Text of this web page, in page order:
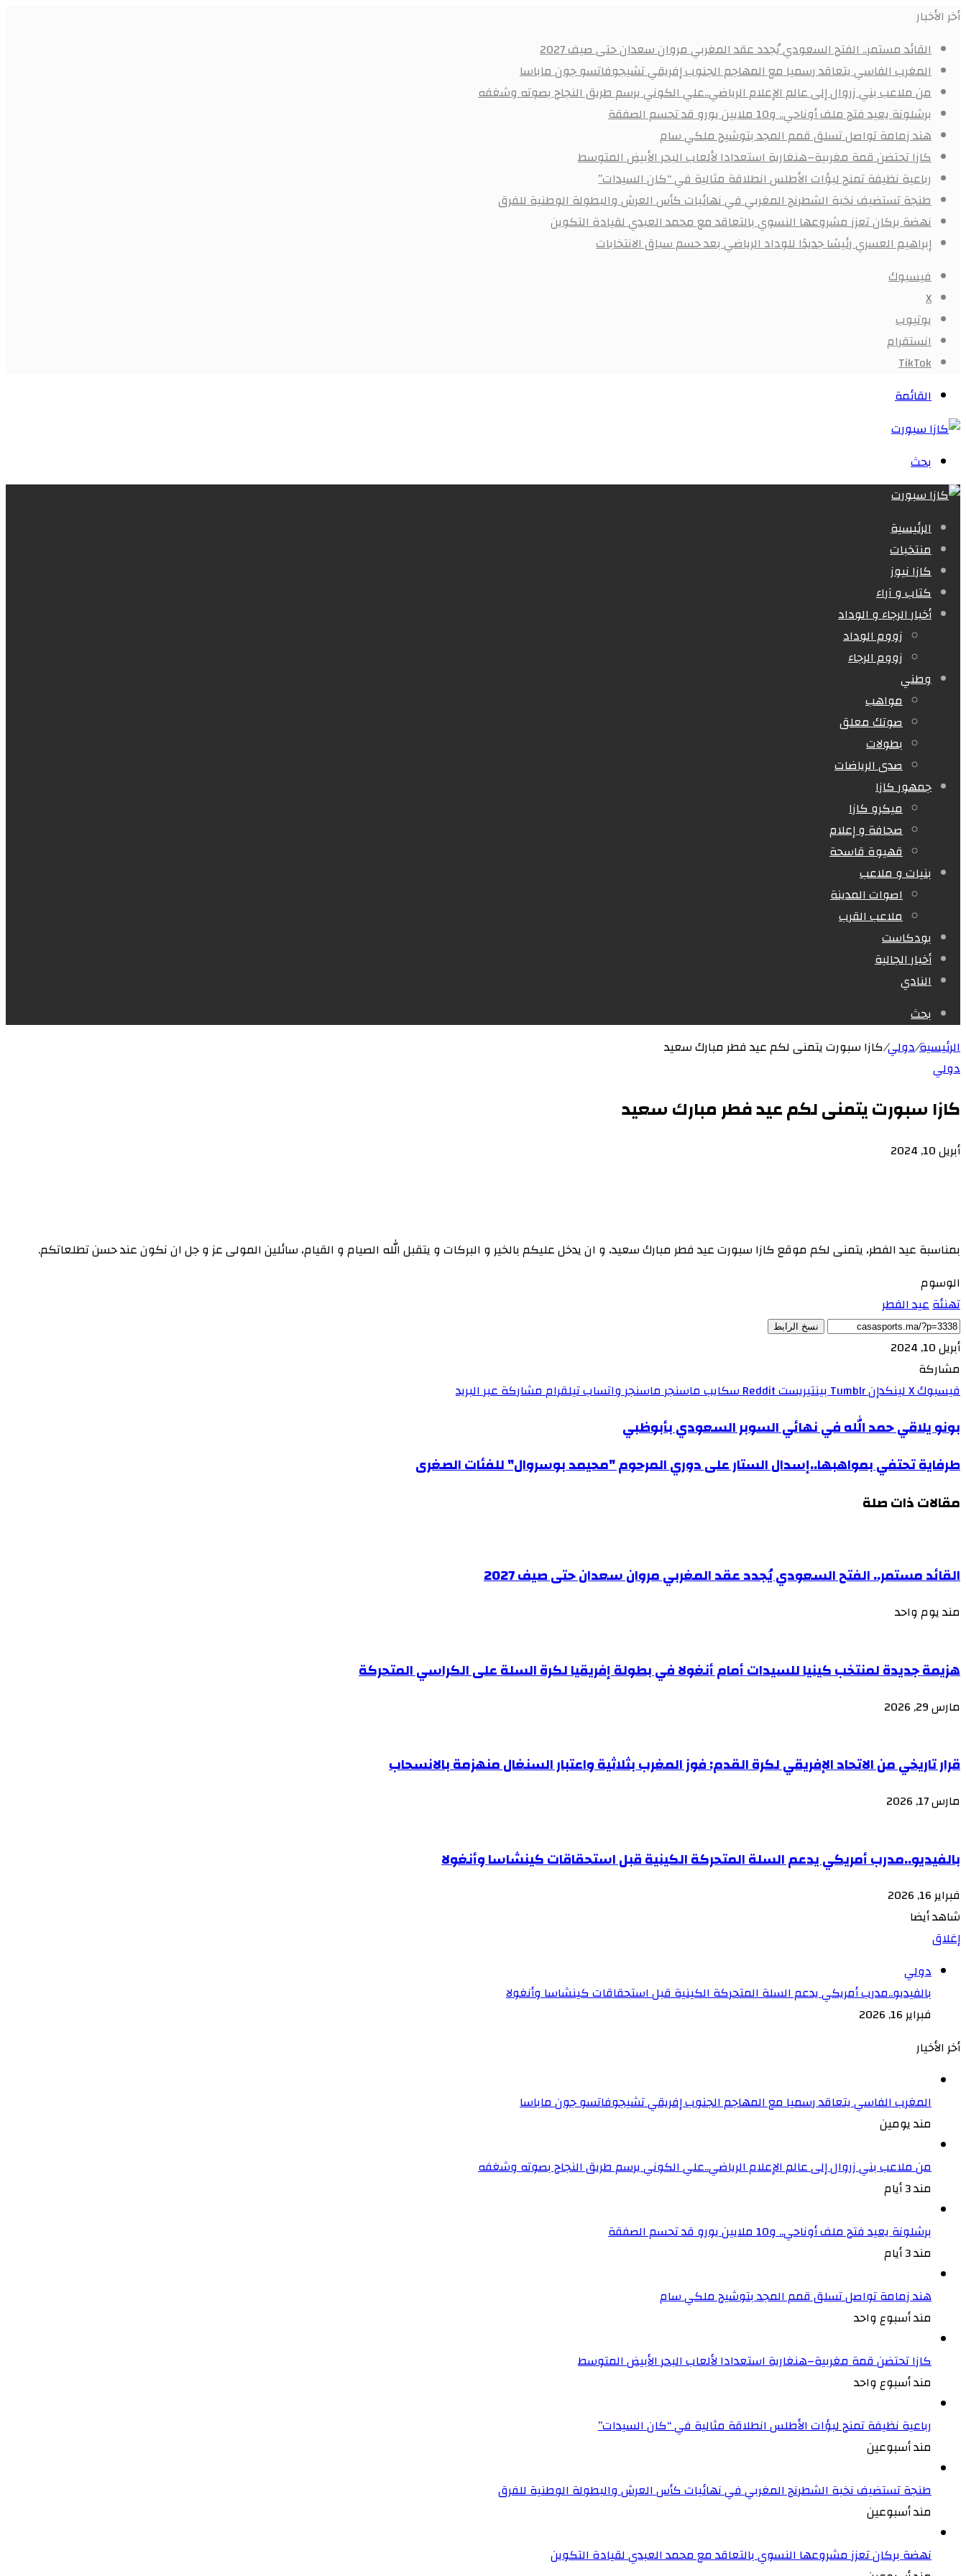
أخر الأخبار
القائد مستمر.. الفتح السعودي يُجدد عقد المغربي مروان سعدان حتى صيف 2027
المغرب الفاسي يتعاقد رسميا مع المهاجم الجنوب إفريقي تشيجوفاتسو جون ماباسا
من ملاعب بني زروال إلى عالم الإعلام الرياضي..علي الكوني يرسم طريق النجاح بصوته وشغفه
برشلونة يعيد فتح ملف أوناحي.. و10 ملايين يورو قد تحسم الصفقة
هند زمامة تواصل تسلق قمم المجد بتوشيح ملكي سام
كازا تحتضن قمة مغربية–هنغارية استعدادا لألعاب البحر الأبيض المتوسط
رباعية نظيفة تمنح لبؤات الأطلس انطلاقة مثالية في “كان السيدات”
طنجة تستضيف نخبة الشطرنج المغربي في نهائيات كأس العرش والبطولة الوطنية للفرق
نهضة بركان تعزز مشروعها النسوي بالتعاقد مع محمد العبدي لقيادة التكوين
إبراهيم العسري رئيسًا جديدًا للوداد الرياضي بعد حسم سباق الانتخابات
فيسبوك
X
يوتيوب
انستقرام
‫TikTok
القائمة
بحث
الرئيسية
منتخبات
كازا نيوز
كتاب و آراء
أخبار الرجاء و الوداد
زووم الوداد
زووم الرجاء
وطني
مواهب
صوتك معلق
بطولات
صدى الرياضات
جمهور كازا
ميكرو كازا
صحافة و إعلام
قهيوة قاسحة
بنيات و ملاعب
اصوات المدينة
ملاعب القرب
بودكاست
أخبار الجالية
النادي
بحث
الرئيسية/دولي/كازا سبورت يتمنى لكم عيد فطر مبارك سعيد
دولي
كازا سبورت يتمنى لكم عيد فطر مبارك سعيد
أبريل 10, 2024
بمناسبة عيد الفطر، يتمنى لكم موقع كازا سبورت عيد فطر مبارك سعيد، و ان يدخل عليكم بالخير و البركات و يتقبل الله الصيام و القيام، سائلين المولى عز و جل ان نكون عند حسن تطلعاتكم.
الوسوم
تهنئةعيد الفطر
نسخ الرابط
أبريل 10, 2024
مشاركة
فيسبوكXلينكدإن بينتيريست سكايبماسنجرماسنجرواتسابتيلقراممشاركة عبر البريد
بونو يلاقي حمد الله في نهائي السوبر السعودي بأبوظبي
طرفاية تحتفي بمواهبها..إسدال الستار على دوري المرحوم "محيمد بوسروال" للفئات الصغرى
مقالات ذات صلة
القائد مستمر.. الفتح السعودي يُجدد عقد المغربي مروان سعدان حتى صيف 2027
مند يوم واحد
هزيمة جديدة لمنتخب كينيا للسيدات أمام أنغولا في بطولة إفريقيا لكرة السلة على الكراسي المتحركة
مارس 29, 2026
قرار تاريخي من الاتحاد الإفريقي لكرة القدم: فوز المغرب بثلاثية واعتبار السنغال منهزمة بالانسحاب
مارس 17, 2026
بالفيديو..مدرب أمريكي يدعم السلة المتحركة الكينية قبل استحقاقات كينشاسا وأنغولا
فبراير 16, 2026
شاهد أيضا
إغلاق
دولي
بالفيديو..مدرب أمريكي يدعم السلة المتحركة الكينية قبل استحقاقات كينشاسا وأنغولا
فبراير 16, 2026
أخر الأخيار
المغرب الفاسي يتعاقد رسميا مع المهاجم الجنوب إفريقي تشيجوفاتسو جون ماباسا
مند يومين
من ملاعب بني زروال إلى عالم الإعلام الرياضي..علي الكوني يرسم طريق النجاح بصوته وشغفه
مند 3 أيام
برشلونة يعيد فتح ملف أوناحي.. و10 ملايين يورو قد تحسم الصفقة
مند 3 أيام
هند زمامة تواصل تسلق قمم المجد بتوشيح ملكي سام
مند أسبوع واحد
كازا تحتضن قمة مغربية–هنغارية استعدادا لألعاب البحر الأبيض المتوسط
مند أسبوع واحد
رباعية نظيفة تمنح لبؤات الأطلس انطلاقة مثالية في “كان السيدات”
مند أسبوعين
طنجة تستضيف نخبة الشطرنج المغربي في نهائيات كأس العرش والبطولة الوطنية للفرق
مند أسبوعين
نهضة بركان تعزز مشروعها النسوي بالتعاقد مع محمد العبدي لقيادة التكوين